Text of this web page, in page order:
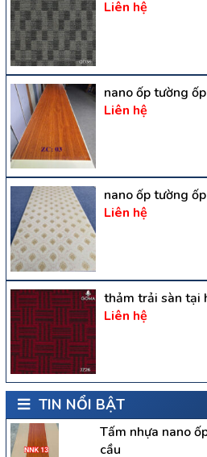
Liên hệ
nano ốp tường
Liên hệ
nano ốp tường
Liên hệ
thảm trải sàn tại
Liên hệ
TIN NỔI BẬT
Tấm nhựa nano
cầu